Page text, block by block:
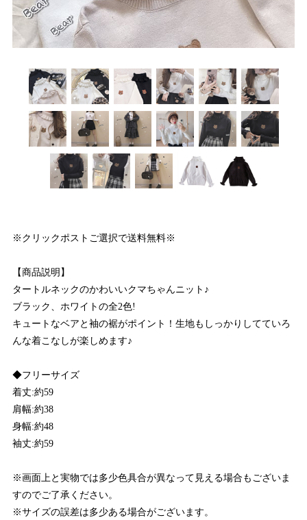
※クリックポストご選択で送料無料※
【商品説明】
タートルネックのかわいいクマちゃんニット♪
ブラック、ホワイトの全2色!
キュートなベアと袖の裾がポイント！生地もしっかりしてていろ
んな着こなしが楽しめます♪
◆フリーサイズ
着丈:約59
肩幅:約38
身幅:約48
袖丈:約59
※画面上と実物では多少色具合が異なって見える場合もございま
すのでご了承ください。
※サイズの誤差は多少ある場合がございます。